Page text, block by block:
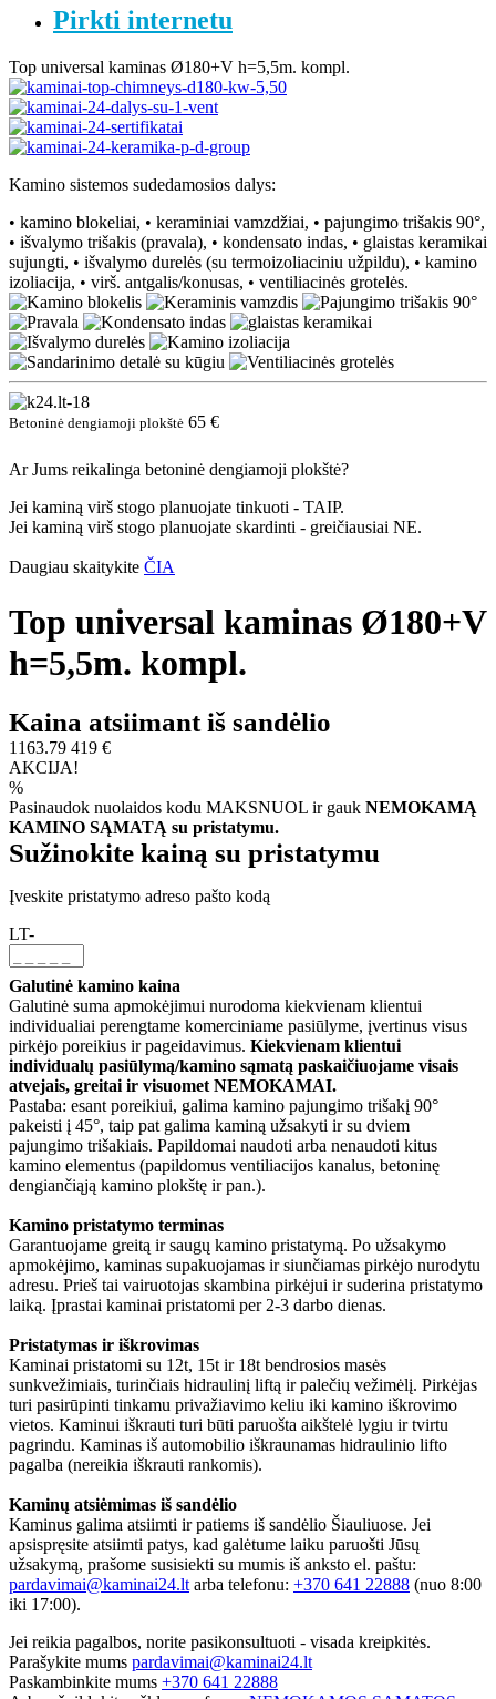
Pirkti internetu
Top universal kaminas Ø180+V h=5,5m. kompl.
Kamino sistemos sudedamosios dalys:
• kamino blokeliai, • keraminiai vamzdžiai, • pajungimo trišakis 90°,
• išvalymo trišakis (pravala), • kondensato indas, • glaistas keramikai
sujungti, • išvalymo durelės (su termoizoliaciniu užpildu), • kamino
izoliacija, • virš. antgalis/konusas, • ventiliacinės grotelės.
Betoninė dengiamoji plokštė 65 €
Ar Jums reikalinga betoninė dengiamoji plokštė?
Jei kaminą virš stogo planuojate tinkuoti - TAIP.
Jei kaminą virš stogo planuojate skardinti - greičiausiai NE.
Daugiau skaitykite ČIA
Top universal kaminas Ø180+V
h=5,5m. kompl.
Kaina atsiimant iš sandėlio
1163.79 419 €
AKCIJA!
%
Pasinaudok nuolaidos kodu MAKSNUOL ir gauk NEMOKAMĄ
KAMINO SĄMATĄ su pristatymu.
Sužinokite kainą su pristatymu
Įveskite pristatymo adreso pašto kodą
LT-
Galutinė kamino kaina
Galutinė suma apmokėjimui nurodoma kiekvienam klientui
individualiai perengtame komerciniame pasiūlyme, įvertinus visus
pirkėjo poreikius ir pageidavimus. Kiekvienam klientui
individualų pasiūlymą/kamino sąmatą paskaičiuojame visais
atvejais, greitai ir visuomet NEMOKAMAI.
Pastaba: esant poreikiui, galima kamino pajungimo trišakį 90°
pakeisti į 45°, taip pat galima kaminą užsakyti ir su dviem
pajungimo trišakiais. Papildomai naudoti arba nenaudoti kitus
kamino elementus (papildomus ventiliacijos kanalus, betoninę
dengiančiąją kamino plokštę ir pan.).
Kamino pristatymo terminas
Garantuojame greitą ir saugų kamino pristatymą. Po užsakymo
apmokėjimo, kaminas supakuojamas ir siunčiamas pirkėjo nurodytu
adresu. Prieš tai vairuotojas skambina pirkėjui ir suderina pristatymo
laiką. Įprastai kaminai pristatomi per 2-3 darbo dienas.
Pristatymas ir iškrovimas
Kaminai pristatomi su 12t, 15t ir 18t bendrosios masės
sunkvežimiais, turinčiais hidraulinį liftą ir palečių vežimėlį. Pirkėjas
turi pasirūpinti tinkamu privažiavimo keliu iki kamino iškrovimo
vietos. Kaminui iškrauti turi būti paruošta aikštelė lygiu ir tvirtu
pagrindu. Kaminas iš automobilio iškraunamas hidraulinio lifto
pagalba (nereikia iškrauti rankomis).
Kaminų atsiėmimas iš sandėlio
Kaminus galima atsiimti ir patiems iš sandėlio Šiauliuose. Jei
apsispręsite atsiimti patys, kad galėtume laiku paruošti Jūsų
užsakymą, prašome susisiekti su mumis iš anksto el. paštu:
pardavimai@kaminai24.lt arba telefonu: +370 641 22888 (nuo 8:00
iki 17:00).
Jei reikia pagalbos, norite pasikonsultuoti - visada kreipkitės.
Parašykite mums pardavimai@kaminai24.lt
Paskambinkite mums +370 641 22888